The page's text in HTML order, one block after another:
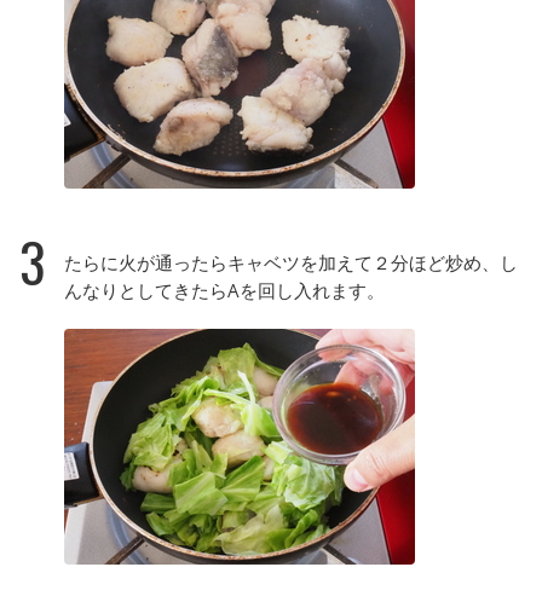
3
たらに火が通ったらキャベツを加えて２分ほど炒め、し
んなりとしてきたらAを回し入れます。